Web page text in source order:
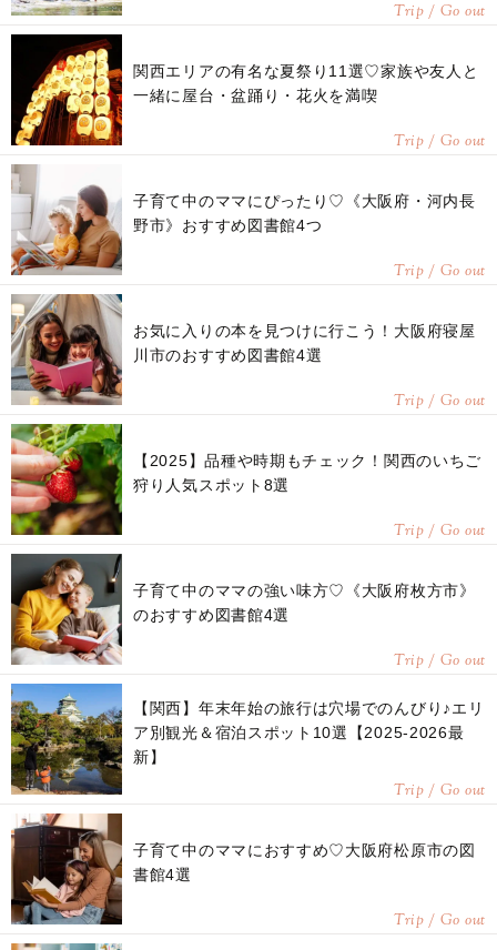
Trip / Go out
関西エリアの有名な夏祭り11選♡家族や友人と
一緒に屋台・盆踊り・花火を満喫
Trip / Go out
子育て中のママにぴったり♡《大阪府・河内長
野市》おすすめ図書館4つ
Trip / Go out
お気に入りの本を見つけに行こう！大阪府寝屋
川市のおすすめ図書館4選
Trip / Go out
【2025】品種や時期もチェック！関西のいちご
狩り人気スポット8選
Trip / Go out
子育て中のママの強い味方♡《大阪府枚方市》
のおすすめ図書館4選
Trip / Go out
【関西】年末年始の旅行は穴場でのんびり♪エリ
ア別観光＆宿泊スポット10選【2025-2026最
新】
Trip / Go out
子育て中のママにおすすめ♡大阪府松原市の図
書館4選
Trip / Go out